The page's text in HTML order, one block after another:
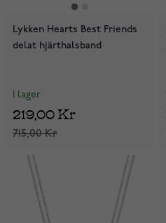
Lykken Hearts Best Friends
delat hjärthalsband
I lager
715,00 Kr
219,00 Kr